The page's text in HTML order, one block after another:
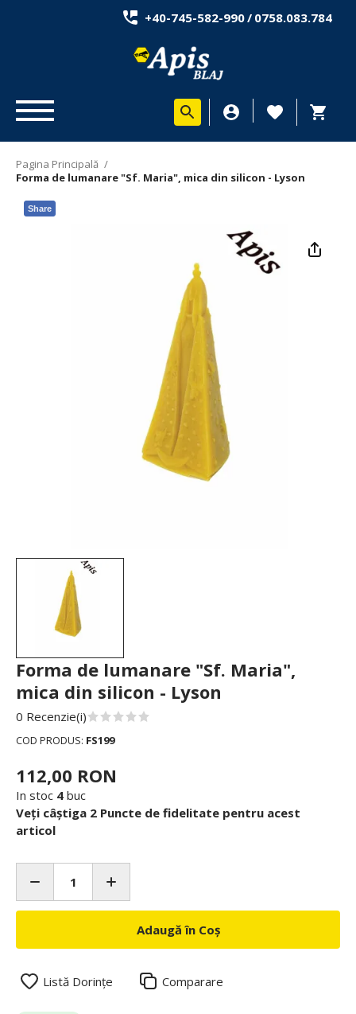
+40-745-582-990/ 0758.083.784
Pagina Principală /
Forma de lumanare "Sf. Maria", mica din silicon - Lyson
Share
Forma de lumanare "Sf. Maria",
mica din silicon - Lyson
0 Recenzie(i)
COD PRODUS: FS199
112,00 RON
In stoc 4 buc
Veți câștiga 2 Puncte de fidelitate pentru acest
articol
Adaugă în Coș
Listă Dorințe Comparare